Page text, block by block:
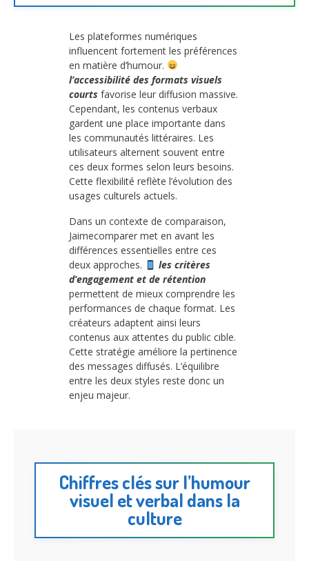
Les plateformes numériques
influencent fortement les préférences
en matière d’humour.
l’accessibilité des formats visuels
courts favorise leur diffusion massive.
Cependant, les contenus verbaux
gardent une place importante dans
les communautés littéraires. Les
utilisateurs alternent souvent entre
ces deux formes selon leurs besoins.
Cette flexibilité reflète l’évolution des
usages culturels actuels.
Dans un contexte de comparaison,
Jaimecomparer met en avant les
différences essentielles entre ces
deux approches.
les critères
d’engagement et de rétention
permettent de mieux comprendre les
performances de chaque format. Les
créateurs adaptent ainsi leurs
contenus aux attentes du public cible.
Cette stratégie améliore la pertinence
des messages diffusés. L’équilibre
entre les deux styles reste donc un
enjeu majeur.
Chiffres clés sur l’humour
visuel et verbal dans la
culture